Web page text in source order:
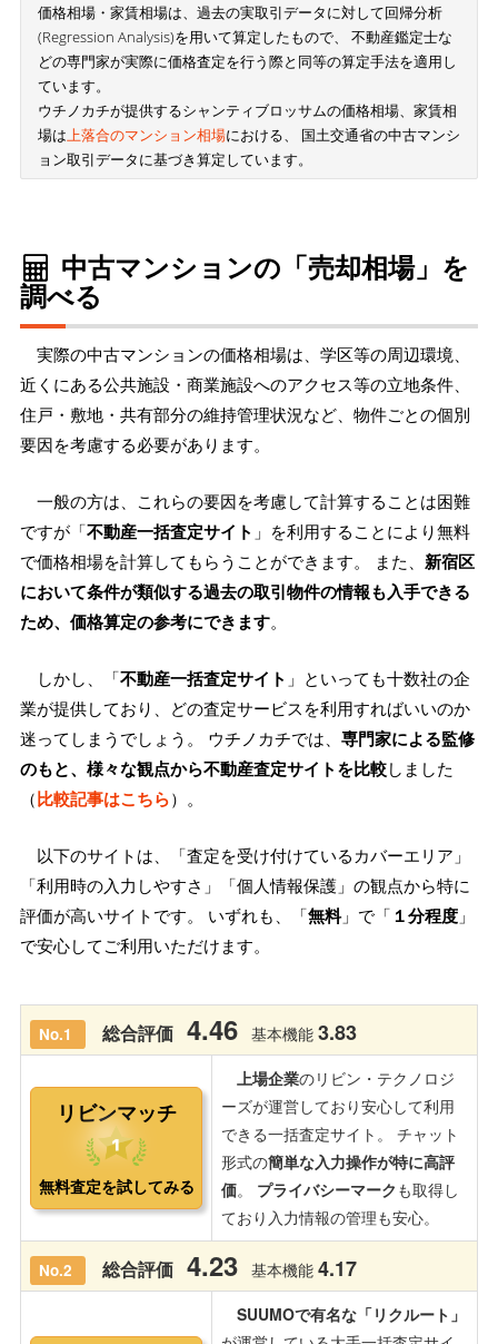
価格相場・家賃相場は、過去の実取引データに対して回帰分析
(Regression Analysis)を用いて算定したもので、 不動産鑑定士な
どの専門家が実際に価格査定を行う際と同等の算定手法を適用し
ています。
ウチノカチが提供するシャンティブロッサムの価格相場、家賃相
場は上落合のマンション相場における、 国土交通省の中古マンシ
ョン取引データに基づき算定しています。
中古マンションの「売却相場」を
調べる
実際の中古マンションの価格相場は、学区等の周辺環境、
近くにある公共施設・商業施設へのアクセス等の立地条件、
住戸・敷地・共有部分の維持管理状況など、物件ごとの個別
要因を考慮する必要があります。
一般の方は、これらの要因を考慮して計算することは困難
ですが「不動産一括査定サイト 」を利用することにより無料
で価格相場を計算してもらうことができます。 また、 新宿区
において条件が類似する過去の取引物件の情報も入手できる
ため、価格算定の参考にできます。
しかし、「不動産一括査定サイト 」といっても十数社の企
業が提供しており、どの査定サービスを利用すればいいのか
迷ってしまうでしょう。 ウチノカチでは、 専門家による監修
のもと、様々な観点から不動産査定サイトを比較しました
（比較記事はこちら）。
以下のサイトは、「査定を受け付けているカバーエリア」
「利用時の入力しやすさ」「個人情報保護」の観点から特に
評価が高いサイトです。 いずれも、「無料」で「 １分程度 」
で安心してご利用いただけます。